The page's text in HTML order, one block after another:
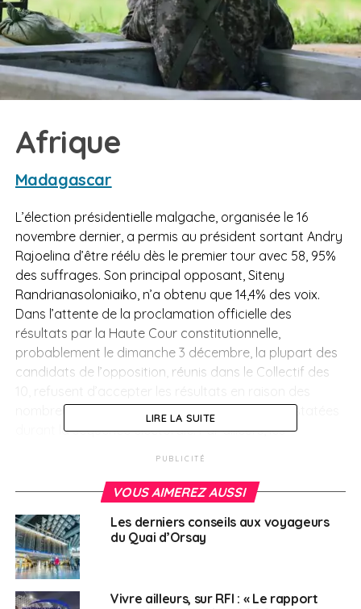
Afrique
Madagascar
L’élection présidentielle malgache, organisée le 16
novembre dernier, a permis au président sortant Andry
Rajoelina d’être réélu dès le premier tour avec 58, 95%
des suffrages. Son principal opposant, Siteny
Randrianasoloniaiko, n’a obtenu que 14,4% des voix.
Dans l’attente de la proclamation officielle des
résultats par la Haute Cour constitutionnelle,
probablement le dimanche 3 décembre, la plupart des
candidats de l’opposition, réunis dans le Collectif des
nombreuses irrégularités qu’ils disent avoir constatées
durant la séquence électorale. Par ailleurs, les
finalement boycotté l’élection) ont été
systématiquement dispersées dans la violence. À ce
titre, l’ONU a dénoncé un« usage inutile et
disproportionnée de la force »par les autorités
malgaches. Compte tenu de ce climat post-électoral
délétère, il est déconseillé de se rendre à Madagascar
en cas de déplacement non essentiel, au moins
LIRE LA SUITE
PUBLICITÉ
VOUS AIMEREZ AUSSI
Les derniers conseils aux voyageurs
du Quai d’Orsay
Vivre ailleurs, sur RFI : « Le rapport